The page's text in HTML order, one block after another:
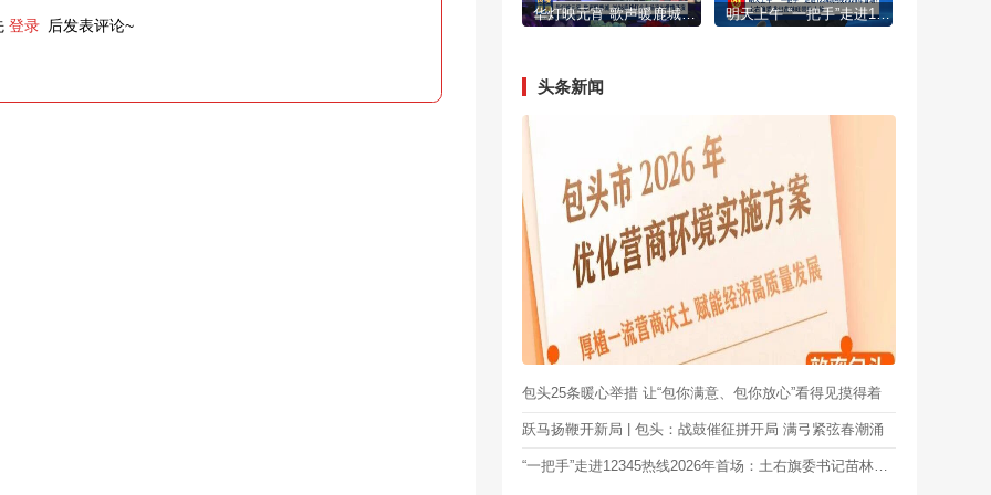
登录 后发表评论~
华灯映元宵 歌声暖鹿城 2026鹿城灯会专场演出燃情开演 明天上午 “一把手”走进12345热线2026年首场：土右旗委书记苗林旺带队上线
头条新闻
包头25条暖心举措 让“包你满意、包你放心”看得见摸得着
跃马扬鞭开新局 | 包头：战鼓催征拼开局 满弓紧弦春潮涌